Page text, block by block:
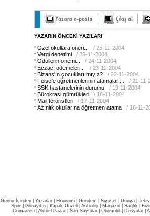
YAZARIN ÖNCEKİ YAZILARI
Özel okullara öneri...
/ 25-11-2004
Vergi denetimi
/ 25-11-2004
Ödüllerin önemi...
/ 24-11-2004
Eczacı ödemeleri...
/ 23-11-2004
Bizans'ın çocukları mıyız?
/ 22-11-2004
Felsefe öğretmenlerinin atamaları...
/ 21-11-
SSK hastanelerinin durumu
/ 19-11-2004
Bürokrasi gümrükleri
/ 18-11-2004
Mail teröristleri
/ 17-11-2004
Azınlık okullarına öğretmen atama
/ 16-11-
Günün İçinden Yazarlar Ekonomi Gündem Siyaset Dünya |
Spor
Günaydın Kapak Güzeli Astroloji Magazin Sağlık
Cumartesi| Aktüel Pazar| Sarı Sayfalar| Otomobil Dosyalar|